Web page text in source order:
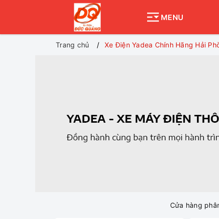
MENU
Trang chủ Xe Điện Yadea Chính Hãng Hải
Cửa hàng